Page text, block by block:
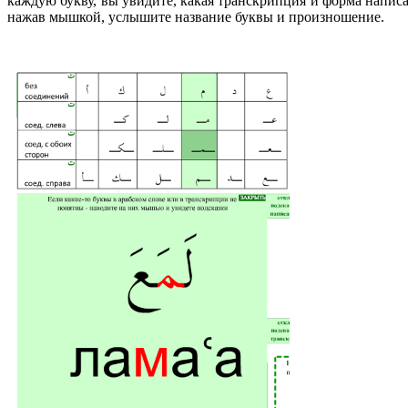
нажав мышкой, услышите название буквы и произношение.